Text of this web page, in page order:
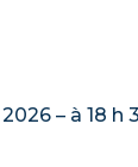
– à 18 h